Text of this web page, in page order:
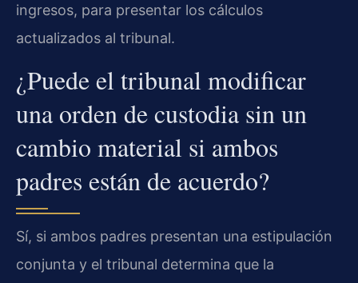
ingresos, para presentar los cálculos
actualizados al tribunal.
¿Puede el tribunal modificar
una orden de custodia sin un
cambio material si ambos
padres están de acuerdo?
Sí, si ambos padres presentan una estipulación
conjunta y el tribunal determina que la